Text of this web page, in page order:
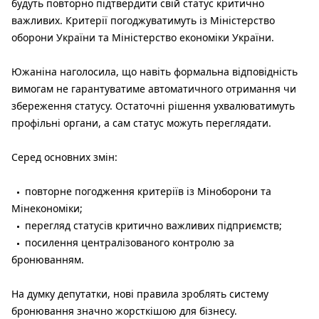
будуть повторно підтвердити свій статус критично
важливих. Критерії погоджуватимуть із Міністерство
оборони України та Міністерство економіки України.
Южаніна наголосила, що навіть формальна відповідність
вимогам не гарантуватиме автоматичного отримання чи
збереження статусу. Остаточні рішення ухвалюватимуть
профільні органи, а сам статус можуть переглядати.
Серед основних змін:
повторне погодження критеріїв із Міноборони та
Мінекономіки;
перегляд статусів критично важливих підприємств;
посилення централізованого контролю за
бронюванням.
На думку депутатки, нові правила зроблять систему
бронювання значно жорсткішою для бізнесу.